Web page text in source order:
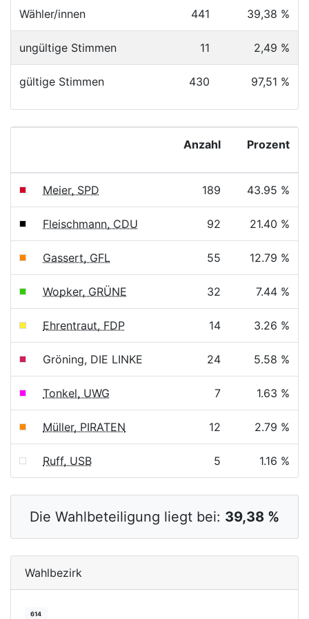
Wähler/innen 441 39,38 %
ungültige Stimmen 11 2,49 %
gültige Stimmen 430 97,51 %
Anzahl Prozent
Meier, SPD 189 43.95 %
Fleischmann, CDU 92 21.40 %
Gassert, GFL 55 12.79 %
Wopker, GRÜNE 32 7.44 %
Ehrentraut, FDP 14 3.26 %
Gröning, DIE LINKE 24 5.58 %
Tonkel, UWG 7 1.63 %
Müller, PIRATEN 12 2.79 %
Ruff, USB 5 1.16 %
Die Wahlbeteiligung liegt bei: 39,38 %
Wahlbezirk
614